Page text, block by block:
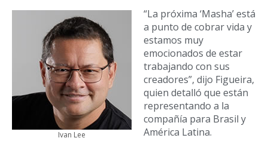
Ivan Lee
“La próxima ‘Masha’ está
a punto de cobrar vida y
estamos muy
emocionados de estar
trabajando con sus
creadores”, dijo Figueira,
quien detalló que están
representando a la
compañía para Brasil y
América Latina.